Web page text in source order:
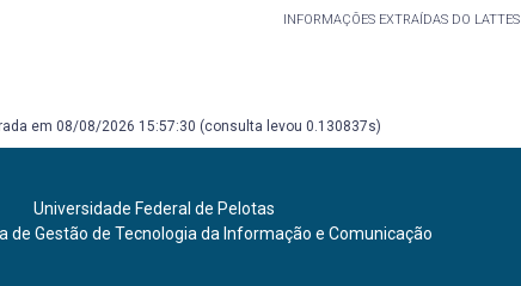
INFORMAÇÕES EXTRAÍDAS DO LATTES
em 08/08/2026 15:57:30 (consulta levou 0.130837s)
Universidade Federal de Pelotas
de Gestão de Tecnologia da Informação e Comunicação